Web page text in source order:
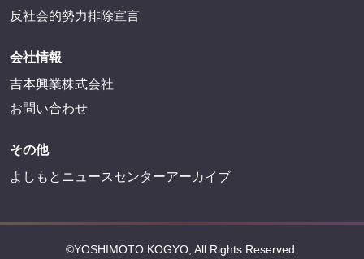
反社会的勢力排除宣言
会社情報
吉本興業株式会社
お問い合わせ
その他
よしもとニュースセンターアーカイブ
©YOSHIMOTO KOGYO, All Rights Reserved.